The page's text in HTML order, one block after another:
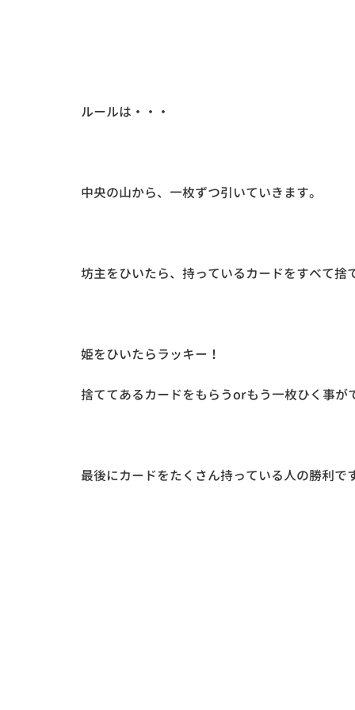
ルールは・・・
中央の山から、一枚ずつ引いていきます。
坊主をひいたら、持っているカードをすべて捨
姫をひいたらラッキー！
捨ててあるカードをもらうorもう一枚ひく事が
最後にカードをたくさん持っている人の勝利で